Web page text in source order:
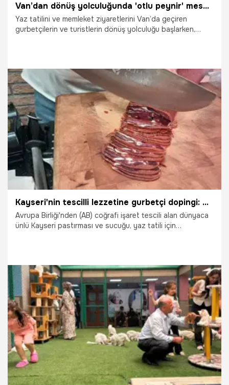
Van’dan dönüş yolculuğunda 'otlu peynir' mesaisi: Bol yağış rekolteyi artırdı, tuz oranı düşünce talep patladı!
Yaz tatilini ve memleket ziyaretlerini Van’da geçiren
gurbetçilerin ve turistlerin dönüş yolculuğu başlarken,
hem bol yağışlar sayesinde artan üretimi hem de azalan
tuz oranıyla tam not aldı.
3.08.2026
Kayseri'nin tescilli lezzetine gurbetçi dopingi: Dönüş yolculuğu öncesi kuyruğa girdiler!
Avrupa Birliği'nden (AB) coğrafi işaret tescili alan dünyaca
ünlü Kayseri pastırması ve sucuğu, yaz tatili için
gelen gurbetçiler, memleket hasretini tescilli lezzetlerle
gideriyor.
1.08.2026 Kayseri